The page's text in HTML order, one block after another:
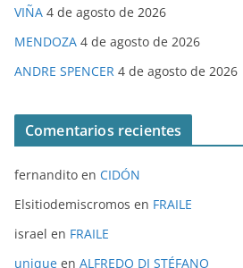
VIÑA 4 de agosto de 2026
MENDOZA 4 de agosto de 2026
ANDRE SPENCER 4 de agosto de 2026
Comentarios recientes
fernandito en CIDÓN
Elsitiodemiscromos en FRAILE
israel en FRAILE
unique en ALFREDO DI STÉFANO